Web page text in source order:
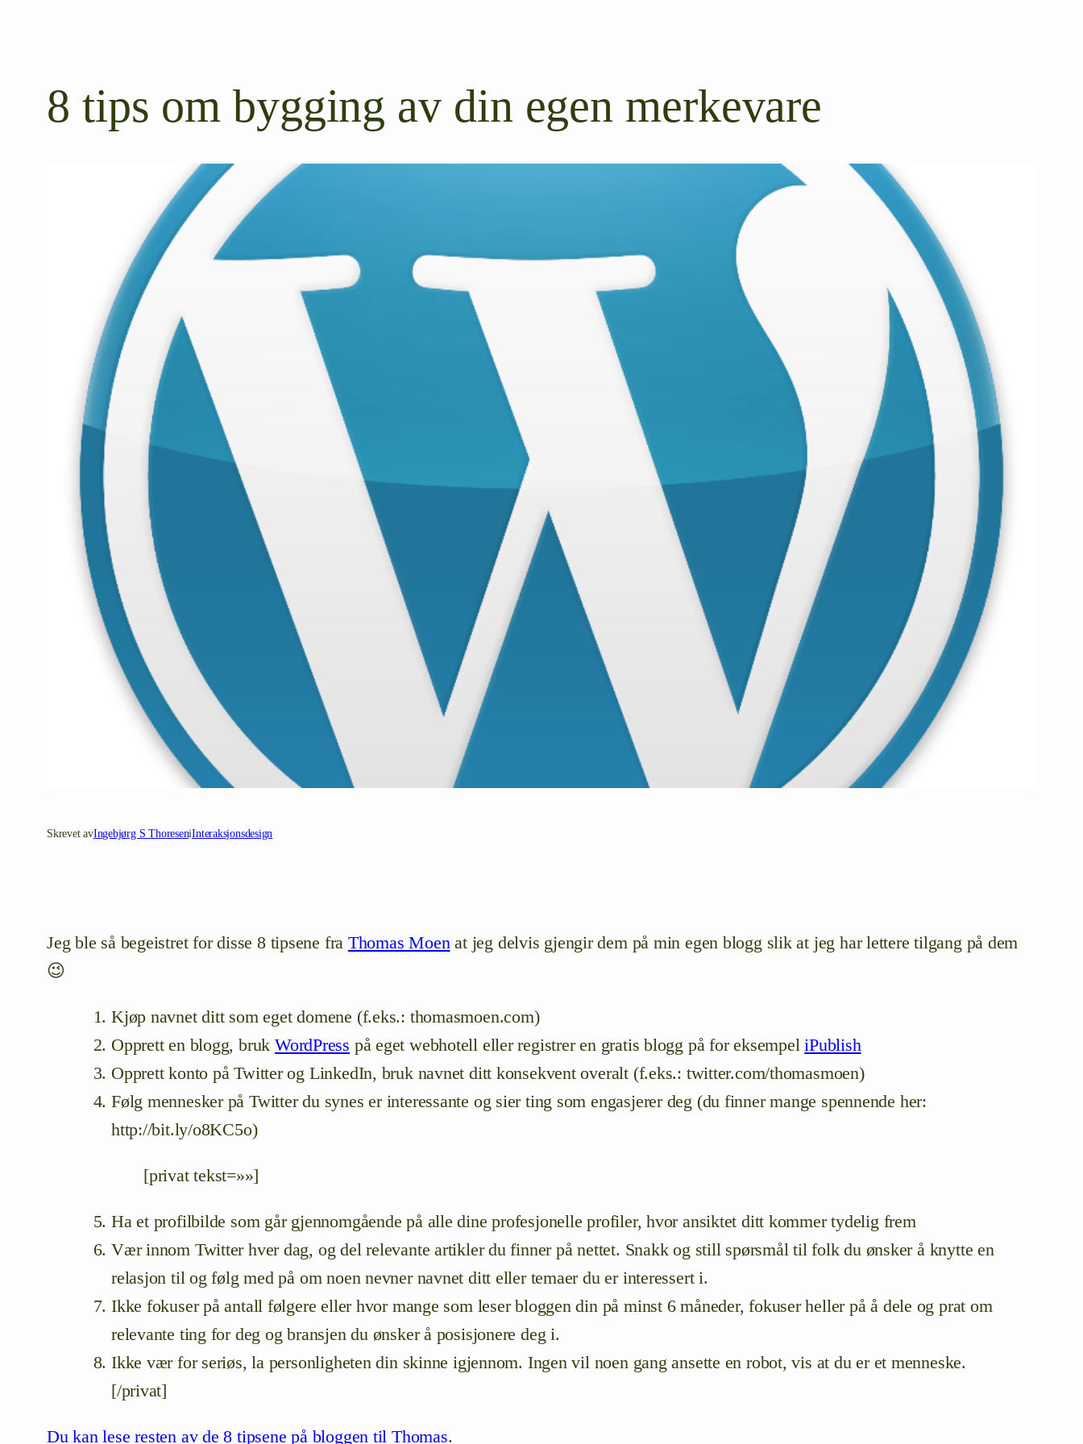
8 tips om bygging av din egen merkevare
Skrevet avIngebjørg S ThoreseniInteraksjonsdesign
Jeg ble så begeistret for disse 8 tipsene fra Thomas Moen at jeg delvis gjengir dem på min egen blogg slik at jeg har lettere tilgang på dem
😉
Kjøp navnet ditt som eget domene (f.eks.: thomasmoen.com)
Opprett en blogg, bruk WordPress på eget webhotell eller registrer en gratis blogg på for eksempeliPublish
Opprett konto på Twitter og LinkedIn, bruk navnet ditt konsekvent overalt (f.eks.: twitter.com/thomasmoen)
Følg mennesker på Twitter du synes er interessante og sier ting som engasjerer deg (du finner mange spennende her:
http://bit.ly/o8KC5o)
[privat tekst=»»]
Ha et profilbilde som går gjennomgående på alle dine profesjonelle profiler, hvor ansiktet ditt kommer tydelig frem
Vær innom Twitter hver dag, og del relevante artikler du finner på nettet. Snakk og still spørsmål til folk du ønsker å knytte en
relasjon til og følg med på om noen nevner navnet ditt eller temaer du er interessert i.
Ikke fokuser på antall følgere eller hvor mange som leser bloggen din på minst 6 måneder, fokuser heller på å dele og prat om
relevante ting for deg og bransjen du ønsker å posisjonere deg i.
Ikke vær for seriøs, la personligheten din skinne igjennom. Ingen vil noen gang ansette en robot, vis at du er et menneske.
[/privat]
Du kan lese resten av de 8 tipsene på bloggen til Thomas.